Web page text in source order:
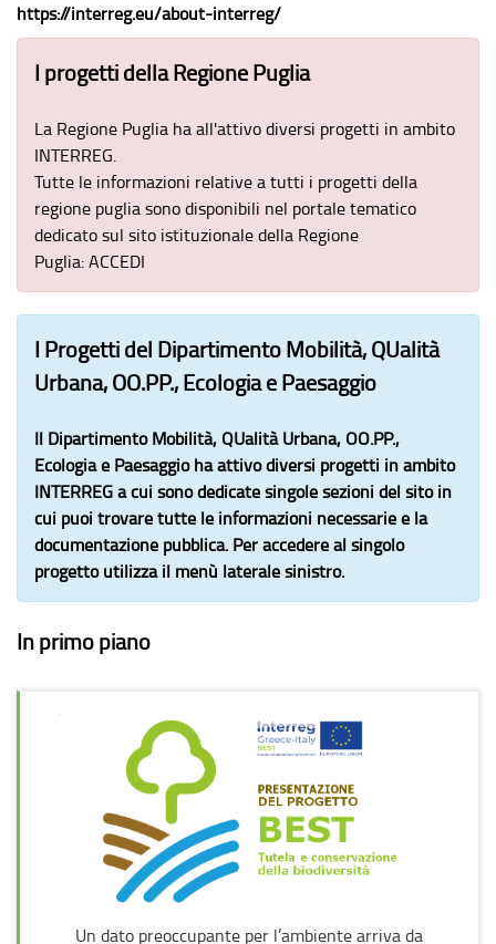
https://interreg.eu/about-interreg/
I progetti della Regione Puglia
La Regione Puglia ha all'attivo diversi progetti in ambito
INTERREG.
Tutte le informazioni relative a tutti i progetti della
regione puglia sono disponibili nel portale tematico
dedicato sul sito istituzionale della Regione
Puglia:ACCEDI
I Progetti del Dipartimento Mobilità, QUalità
Urbana, OO.PP., Ecologia e Paesaggio
Il DipartimentoMobilità, QUalità Urbana, OO.PP.,
Ecologia e Paesaggioha attivo diversi progetti in ambito
INTERREG a cui sono dedicate singole sezioni del sito in
cui puoi trovare tutte le informazioni necessarie e la
documentazione pubblica. Per accedere al singolo
progetto utilizza il menù laterale sinistro.
In primo piano
Un dato preoccupante per l’ambiente arriva da